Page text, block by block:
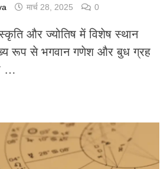
मार्च 28, 2025 0
और ज्योतिष में विशेष स्थान
रूप से भगवान गणेश और बुध ग्रह
…